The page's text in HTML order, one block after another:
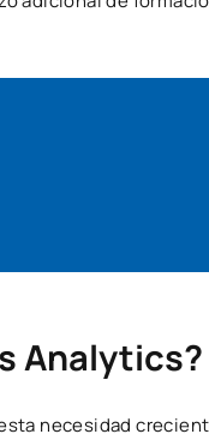
Analytics?
necesidad